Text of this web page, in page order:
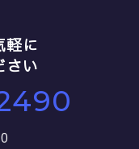
軽に
さい